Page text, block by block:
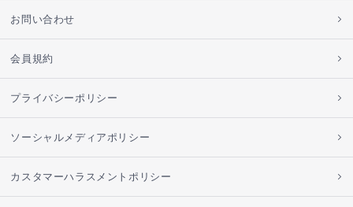
お問い合わせ
会員規約
プライバシーポリシー
ソーシャルメディアポリシー
カスタマーハラスメントポリシー